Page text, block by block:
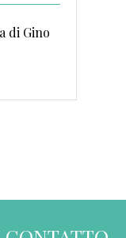
di Gino